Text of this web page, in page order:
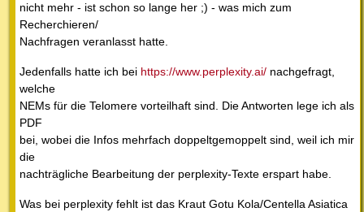
nicht mehr - ist schon so lange her ;) - was mich zum
Recherchieren/
Nachfragen veranlasst hatte.
Jedenfalls hatte ich bei https://www.perplexity.ai/ nachgefragt,
welche
NEMs für die Telomere vorteilhaft sind. Die Antworten lege ich als
PDF
bei, wobei die Infos mehrfach doppeltgemoppelt sind, weil ich mir
die
nachträgliche Bearbeitung der perplexity-Texte erspart habe.
Was bei perplexity fehlt ist das Kraut Gotu Kola/Centella Asiatica